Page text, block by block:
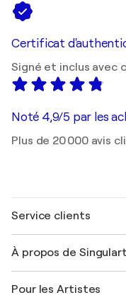
Certificat
Signé et inclus avec
Noté 4,9/5 par les
Plus de 20 000 avis
Service clients
Expédition
À propos de Singulart
FAQ
Pour les Artistes